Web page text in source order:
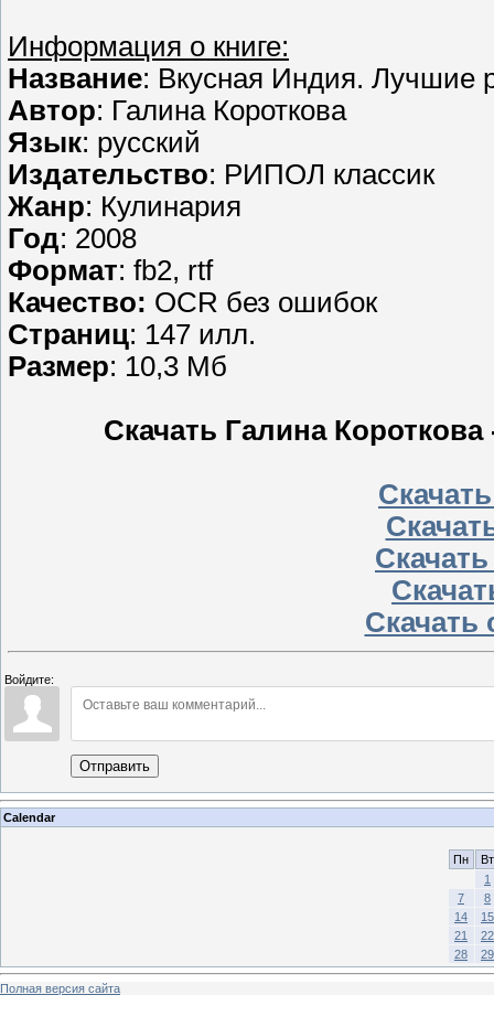
Информация о книге:
Название: Вкусная Индия. Лучшие
Автор: Галина Короткова
Язык: русский
Издательство: РИПОЛ классик
Жанр: Кулинария
Год: 2008
Формат: fb2, rtf
Качество: OCR без ошибок
Страниц: 147 илл.
Размер: 10,3 Мб
Скачать Галина
Скачать
Войдите:
Отправить
Calendar
Пн
Вт
1
7
8
14
15
21
22
28
29
Полная версия сайта